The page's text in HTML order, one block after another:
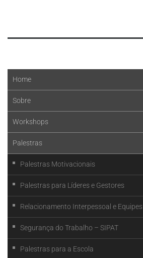
Home
Sobre
Workshops
Palestras
Palestras Motivacionais
Palestras para Líderes e Gestores
Relacionamento Interpessoal e Equipes
Segurança do Trabalho – SIPAT
Palestras para a Escola